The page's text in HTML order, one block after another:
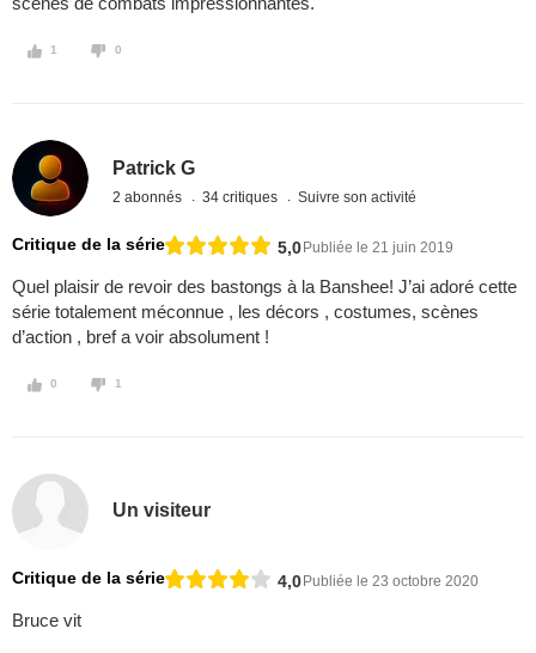
1 0
Patrick G
2 abonnés 34 critiques Suivre son activité
Critique de la série 5,0Publiée le 21 juin 2019
Quel plaisir de revoir des bastongs à la Banshee! J’ai adoré cette
série totalement méconnue , les décors , costumes, scènes
d’action , bref a voir absolument !
0 1
Un visiteur
Critique de la série 4,0Publiée le 23 octobre 2020
Bruce vit